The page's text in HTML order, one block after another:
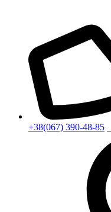
+38(067) 390-48-85